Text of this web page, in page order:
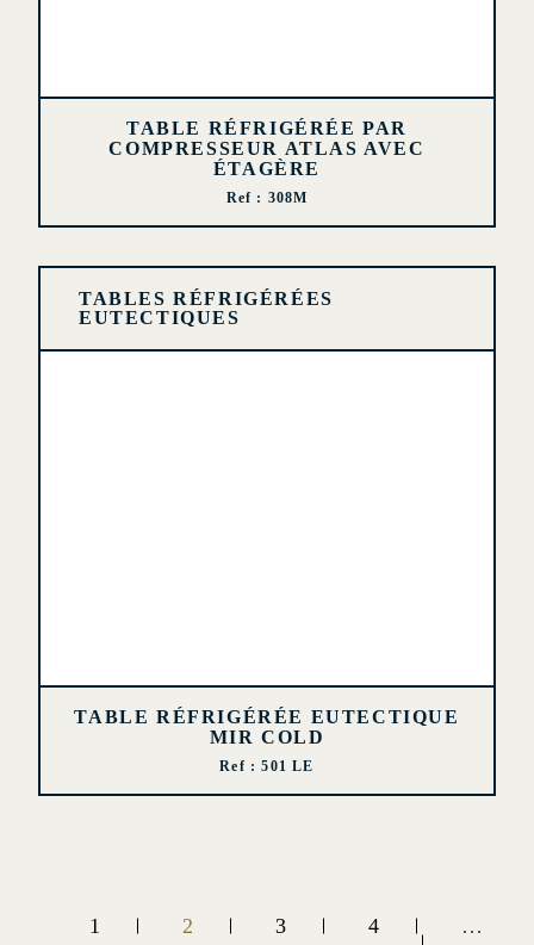
TABLE RÉFRIGÉRÉE PAR
COMPRESSEUR ATLAS AVEC
ÉTAGÈRE
Ref : 308M
TABLES RÉFRIGÉRÉES
EUTECTIQUES
TABLE RÉFRIGÉRÉE EUTECTIQUE
MIR COLD
Ref : 501 LE
1 2 3 4
…